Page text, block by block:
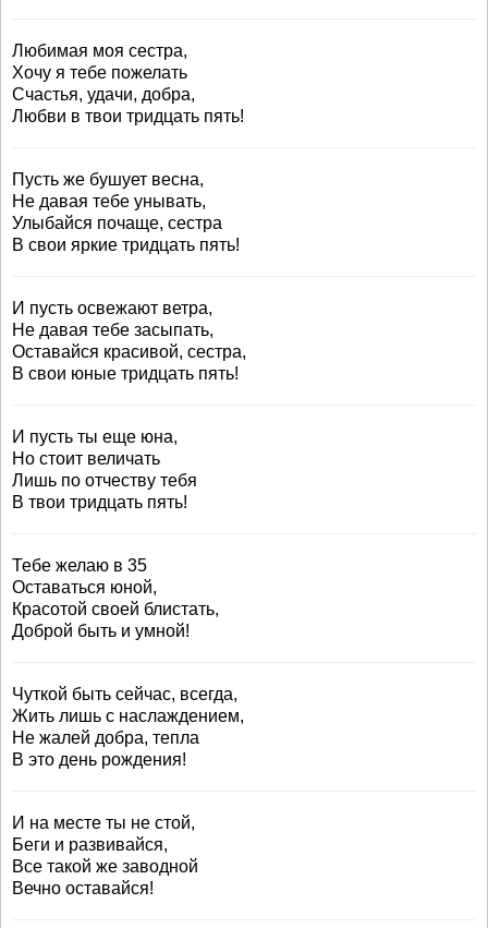
Любимая моя сестра,
Хочу я тебе пожелать
Счастья, удачи, добра,
Любви в твои тридцать пять!
Пусть же бушует весна,
Не давая тебе унывать,
Улыбайся почаще, сестра
В свои яркие тридцать пять!
И пусть освежают ветра,
Не давая тебе засыпать,
Оставайся красивой, сестра,
В свои юные тридцать пять!
И пусть ты еще юна,
Но стоит величать
Лишь по отчеству тебя
В твои тридцать пять!
Тебе желаю в 35
Оставаться юной,
Красотой своей блистать,
Доброй быть и умной!
Чуткой быть сейчас, всегда,
Жить лишь с наслаждением,
Не жалей добра, тепла
В это день рождения!
И на месте ты не стой,
Беги и развивайся,
Все такой же заводной
Вечно оставайся!